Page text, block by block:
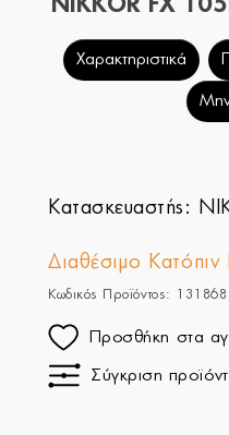
NIKKOR FX
Χαρακτηριστικά
Μην
Κατασκευαστής:
Διαθέσιμο Κατόπιν
Κωδικός Προϊόντος: 131868
Προσθήκη στα
Σύγκριση